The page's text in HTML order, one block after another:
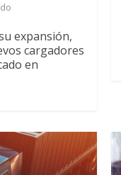
expansión,
cargadores
en